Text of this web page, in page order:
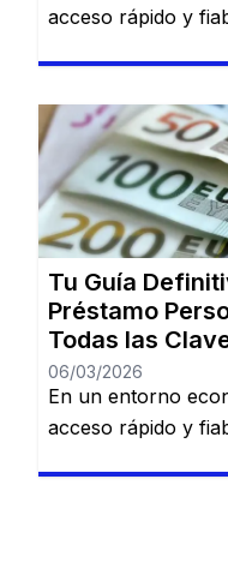
acceso rápido y
largamente
adecuada sobre
marcar la
los mejores
español: Dineti,
Cofidis, […]
Tu Guía
Préstamo
Todas las
06/03/2026
En un entorno
acceso rápido y